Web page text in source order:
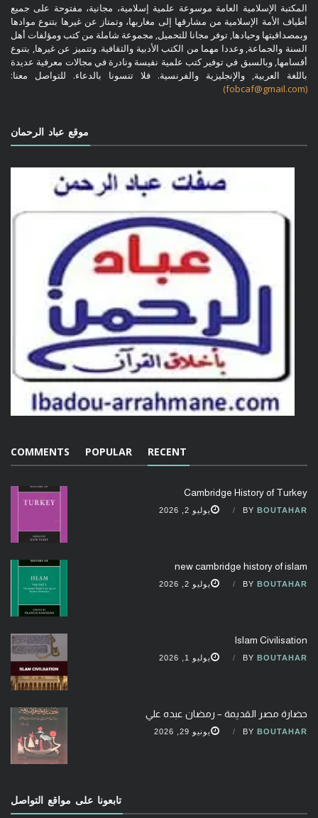
المكتبة الإسلامية العامة موسوعة علمية إسلامية، مجانية، مفتوحة على جميع
أطياف الأمة الإسلامية من مشارقها إلى مغاربها، وتمتاز عن غيرها بتنوع موادها
وبمصداقيتها وحيادها, توفر مجانا للتحميل, مجموعة شاملة من كتب ومؤلفات أهل
السنة والجماعة, وعددا مهما من الكتب الأدبية والثقافية. وتتميز عن غيرها, بتنوع
أقسامها, وبالسبق في توفير كتب علمية نفيسة ونادرة في مجالات معرفية عديدة
باللغة العربية, والإنجليزية والفرنسية. فلا تنسونا بالدعاء. للتواصل معنا:
(fobcaf@gmail.com)
موقع عباد الرحمان
RECENT
POPULAR
COMMENTS
Cambridge History of Turkey
BY BOUTAHAR يوليو 2, 2026
new cambridge history of islam
BY BOUTAHAR يوليو 2, 2026
Islam Civilisation
BY BOUTAHAR يوليو 1, 2026
حضارة مصر القديمة – رمضان عبده علي
BY BOUTAHAR يونيو 29, 2026
تابعونا على مواقع التواصل